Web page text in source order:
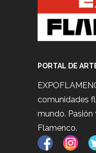
PORTAL DE
comunidades
mundo.
Flamenco.